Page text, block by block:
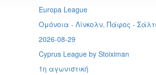
Europa League
Ομόνοια - Λίνκολν, Πάφος -
2026-08-29
Cyprus League by Stoiximan
1η αγωνιστική